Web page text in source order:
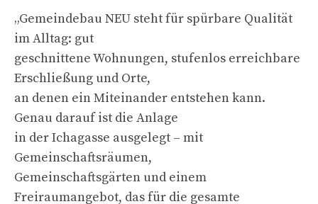
„Gemeindebau NEU steht für spürbare Qualität
im Alltag: gut
geschnittene Wohnungen, stufenlos erreichbare
Erschließung und Orte,
an denen ein Miteinander entstehen kann.
Genau darauf ist die Anlage
in der Ichagasse ausgelegt – mit
Gemeinschaftsräumen,
Gemeinschaftsgärten und einem
Freiraumangebot, das für die gesamte